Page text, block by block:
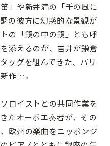
」や新井満の「千の風に
の彼方に幻惑的な景観が
の「鏡の中の鏡」とも呼
添えるのが、吉井が鎌倉
ッグを組んできた、パリ
作…。
ロイストとの共同作業を
たオーボエ奏者が、その
欧州の楽曲をニッポンジ